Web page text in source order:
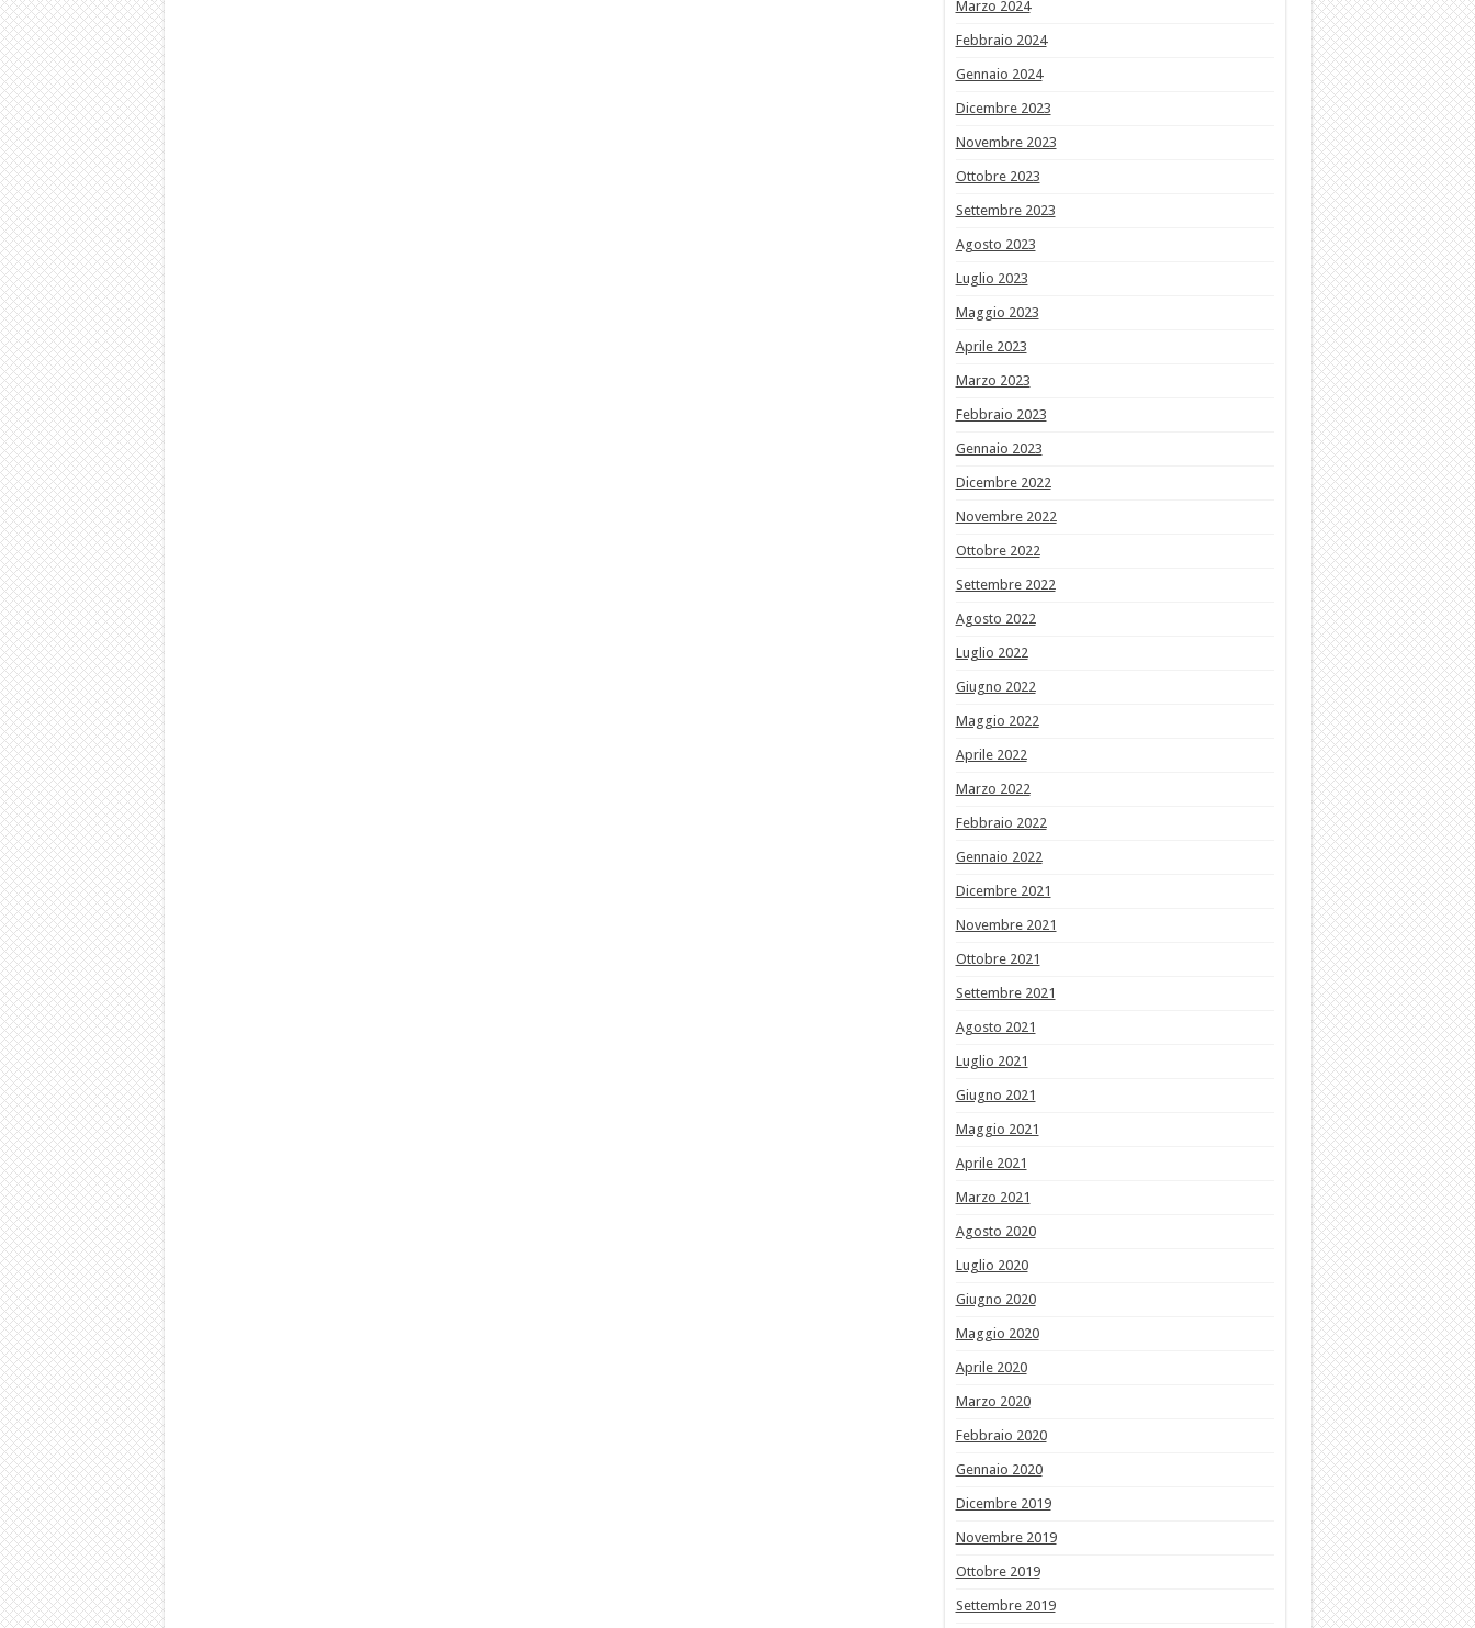
Marzo 2024
Febbraio 2024
Gennaio 2024
Dicembre 2023
Novembre 2023
Ottobre 2023
Settembre 2023
Agosto 2023
Luglio 2023
Maggio 2023
Aprile 2023
Marzo 2023
Febbraio 2023
Gennaio 2023
Dicembre 2022
Novembre 2022
Ottobre 2022
Settembre 2022
Agosto 2022
Luglio 2022
Giugno 2022
Maggio 2022
Aprile 2022
Marzo 2022
Febbraio 2022
Gennaio 2022
Dicembre 2021
Novembre 2021
Ottobre 2021
Settembre 2021
Agosto 2021
Luglio 2021
Giugno 2021
Maggio 2021
Aprile 2021
Marzo 2021
Agosto 2020
Luglio 2020
Giugno 2020
Maggio 2020
Aprile 2020
Marzo 2020
Febbraio 2020
Gennaio 2020
Dicembre 2019
Novembre 2019
Ottobre 2019
Settembre 2019